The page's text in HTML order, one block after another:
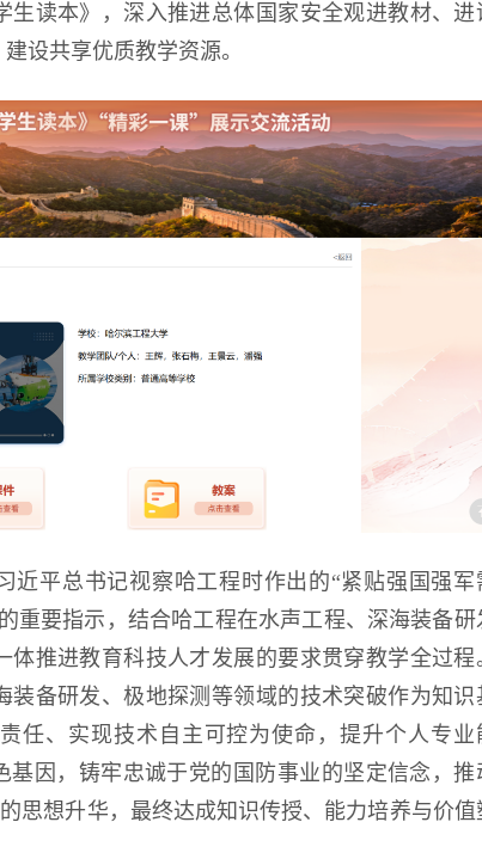
生读本》，深入推进总体国家安全观进教材、进
设共享优质教学资源。
近平总书记视察哈工程时作出的“紧贴强国强军
重要指示，结合哈工程在水声工程、深海装备研
推进教育科技人才发展的要求贯穿教学全过程
装备研发、极地探测等领域的技术突破作为知识
任、实现技术自主可控为使命，提升个人专业
基因，铸牢忠诚于党的国防事业的坚定信念，推
思想升华，最终达成知识传授、能力培养与价值